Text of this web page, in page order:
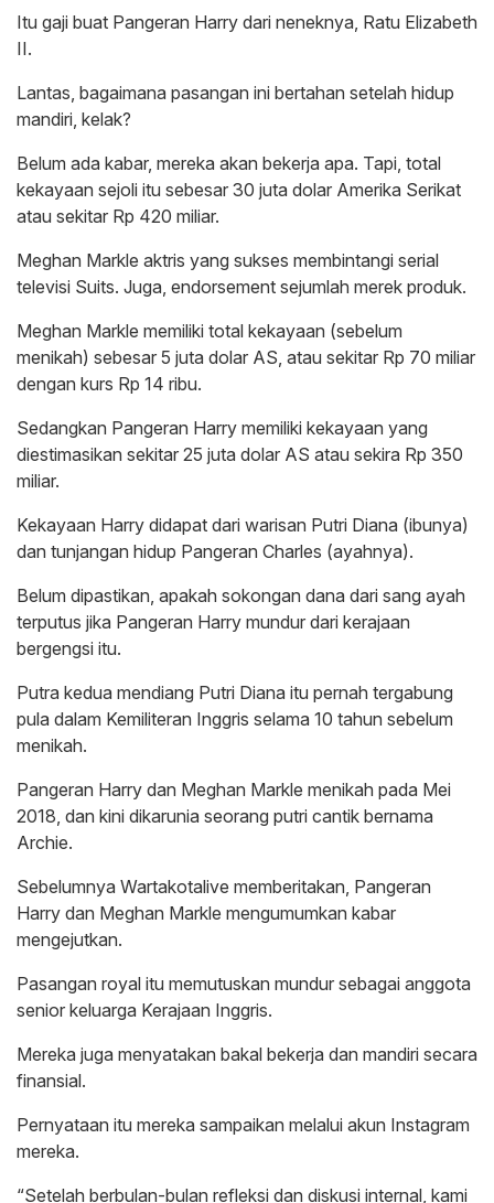
Itu gaji buat Pangeran Harry dari neneknya, Ratu Elizabeth
II.
Lantas, bagaimana pasangan ini bertahan setelah hidup
mandiri, kelak?
Belum ada kabar, mereka akan bekerja apa. Tapi, total
kekayaan sejoli itu sebesar 30 juta dolar Amerika Serikat
atau sekitar Rp 420 miliar.
Meghan Markle aktris yang sukses membintangi serial
televisi Suits. Juga, endorsement sejumlah merek produk.
Meghan Markle memiliki total kekayaan (sebelum
menikah) sebesar 5 juta dolar AS, atau sekitar Rp 70 miliar
dengan kurs Rp 14 ribu.
Sedangkan Pangeran Harry memiliki kekayaan yang
diestimasikan sekitar 25 juta dolar AS atau sekira Rp 350
miliar.
Kekayaan Harry didapat dari warisan Putri Diana (ibunya)
dan tunjangan hidup Pangeran Charles (ayahnya).
Belum dipastikan, apakah sokongan dana dari sang ayah
terputus jika Pangeran Harry mundur dari kerajaan
bergengsi itu.
Putra kedua mendiang Putri Diana itu pernah tergabung
pula dalam Kemiliteran Inggris selama 10 tahun sebelum
menikah.
Pangeran Harry dan Meghan Markle menikah pada Mei
2018, dan kini dikarunia seorang putri cantik bernama
Archie.
Sebelumnya Wartakotalive memberitakan, Pangeran
Harry dan Meghan Markle mengumumkan kabar
mengejutkan.
Pasangan royal itu memutuskan mundur sebagai anggota
senior keluarga Kerajaan Inggris.
Mereka juga menyatakan bakal bekerja dan mandiri secara
finansial.
Pernyataan itu mereka sampaikan melalui akun Instagram
mereka.
“Setelah berbulan-bulan refleksi dan diskusi internal, kami